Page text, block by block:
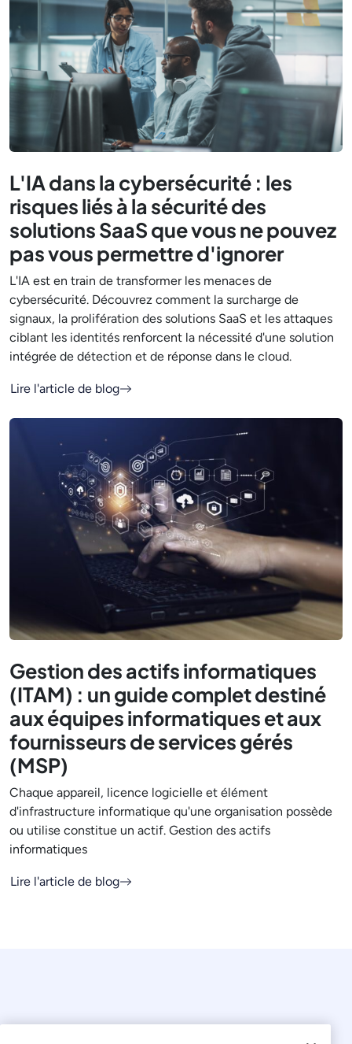
L'IA dans la cybersécurité : les
risques liés à la sécurité des
solutions SaaS que vous ne pouvez
pas vous permettre d'ignorer
L'IA est en train de transformer les menaces de
cybersécurité. Découvrez comment la surcharge de
signaux, la prolifération des solutions SaaS et les attaques
ciblant les identités renforcent la nécessité d'une solution
intégrée de détection et de réponse dans le cloud.
Lire l'article de blog
Gestion des actifs informatiques
(ITAM) : un guide complet destiné
aux équipes informatiques et aux
fournisseurs de services gérés
(MSP)
Chaque appareil, licence logicielle et élément
d'infrastructure informatique qu'une organisation possède
ou utilise constitue un actif. Gestion des actifs
informatiques
Lire l'article de blog